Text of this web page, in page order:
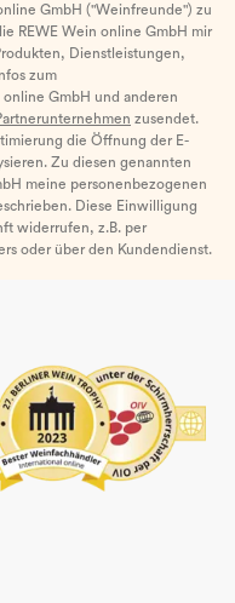
GmbH ("Weinfreunde") zu
REWE Wein online GmbH mir
Dienstleistungen,
zum
online GmbH und anderen
zusendet.
die Öffnung der E-
Zu diesen genannten
meine personenbezogenen
Diese Einwilligung
widerrufen, z.B. per
oder über den Kundendienst.